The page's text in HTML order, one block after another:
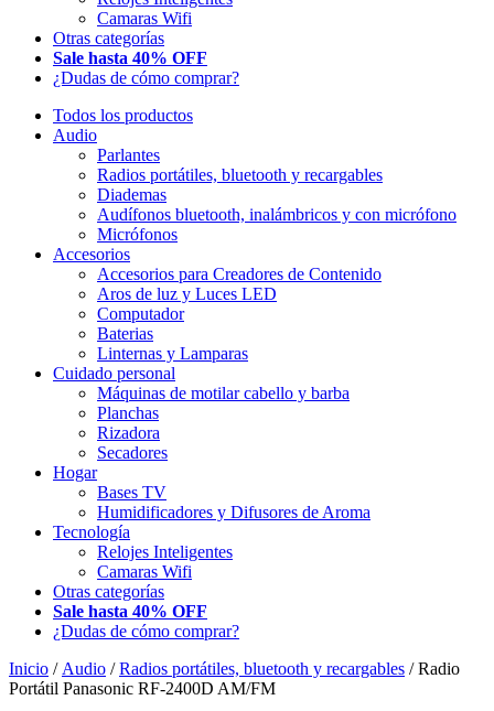
Camaras Wifi
Otras categorías
Sale hasta 40% OFF
¿Dudas de cómo comprar?
Todos los productos
Audio
Parlantes
Radios portátiles, bluetooth y recargables
Diademas
Audífonos bluetooth, inalámbricos y con micrófono
Micrófonos
Accesorios
Accesorios para Creadores de Contenido
Aros de luz y Luces LED
Computador
Baterias
Linternas y Lamparas
Cuidado personal
Máquinas de motilar cabello y barba
Planchas
Rizadora
Secadores
Hogar
Bases TV
Humidificadores y Difusores de Aroma
Tecnología
Relojes Inteligentes
Camaras Wifi
Otras categorías
Sale hasta 40% OFF
¿Dudas de cómo comprar?
Inicio / Audio /Radios portátiles, bluetooth y recargables / Radio
Portátil Panasonic RF-2400D AM/FM